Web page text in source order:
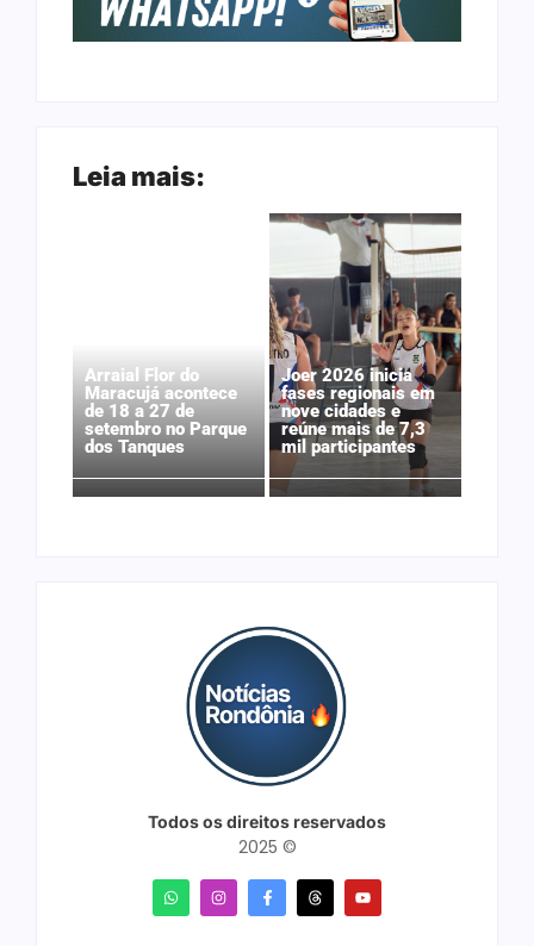
Leia mais:
Arraial Flor do
Maracujá acontece
de 18 a 27 de
setembro no Parque
dos Tanques
Joer 2026 inicia
fases regionais em
nove cidades e
reúne mais de 7,3
mil participantes
Todos os direitos reservados
2025 ©